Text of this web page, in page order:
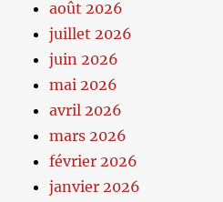
août 2026
juillet 2026
juin 2026
mai 2026
avril 2026
mars 2026
février 2026
janvier 2026